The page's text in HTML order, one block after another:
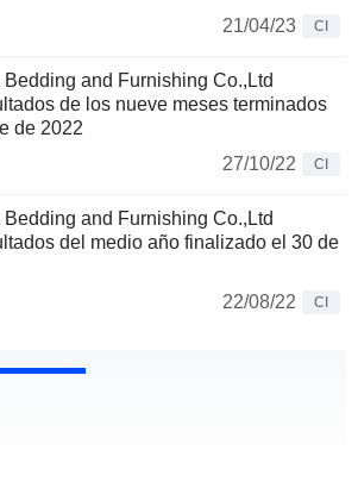
21/04/23
CI
and Furnishing Co.,Ltd
de los nueve meses terminados
de 2022
27/10/22
CI
and Furnishing Co.,Ltd
del medio año finalizado el 30 de
22/08/22
CI